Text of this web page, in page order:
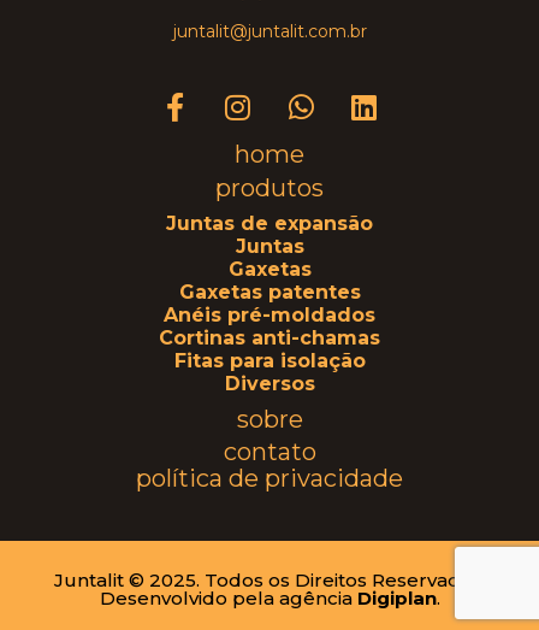
juntalit@juntalit.com.br
home
produtos
Juntas de expansão
Juntas
Gaxetas
Gaxetas patentes
Anéis pré-moldados
Cortinas anti-chamas
Fitas para isolação
Diversos
sobre
contato
política de privacidade
Juntalit © 2025. Todos os Direitos Reservados.
Desenvolvido pela agência Digiplan.